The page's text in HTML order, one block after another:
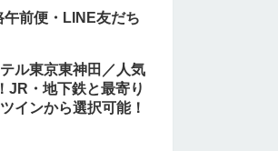
前便・LINE友だち
ル東京東神田／人気
JR・地下鉄と最寄り
インから選択可能！